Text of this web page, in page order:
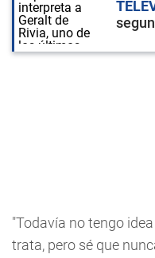
"Todavía no tengo
trata, pero sé que